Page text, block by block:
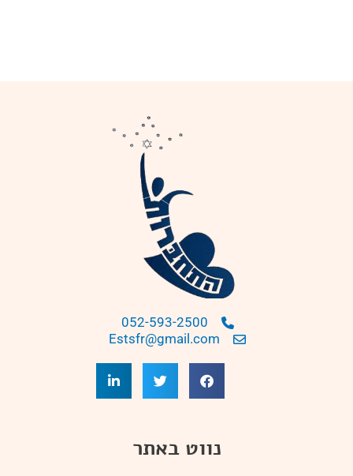
052-593-2500
Estsfr@gmail.com
נווט באתר